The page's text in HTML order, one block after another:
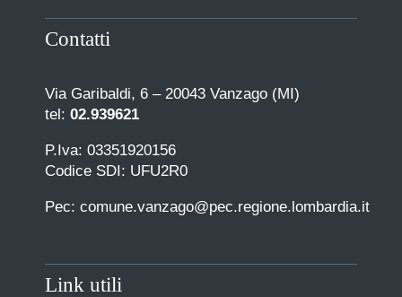
Contatti
Via Garibaldi, 6 – 20043 Vanzago (MI)
tel: 02.939621
P.Iva: 03351920156
Codice SDI: UFU2R0
Pec: comune.vanzago@pec.regione.lombardia.it
Link utili